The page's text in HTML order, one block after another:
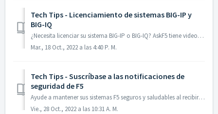
Tech Tips - Licenciamiento de sistemas BIG-IP y
BIG-IQ
¿Necesita licenciar su sistema BIG-IP o BIG-IQ? AskF5 tiene videos para ayudarlo: Licenciamiento del sistema BIG-IP Licencia del sistema BIG-IQ Pued...
Mar., 18 Oct., 2022 a las 4:40 P. M.
Tech Tips - Suscríbase a las notificaciones de
seguridad de F5
Ayude a mantener sus sistemas F5 seguros y saludables al recibir notificaciones de seguridad de F5. Para obtener más información sobre cómo suscribirse, con...
Vie., 28 Oct., 2022 a las 10:31 A. M.